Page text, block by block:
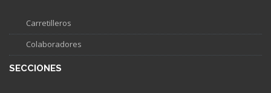
Carretilleros
Colaboradores
SECCIONES